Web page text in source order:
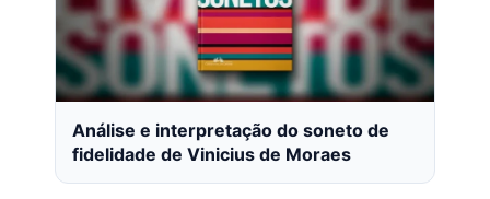
Análise e interpretação do soneto de
fidelidade de Vinicius de Moraes